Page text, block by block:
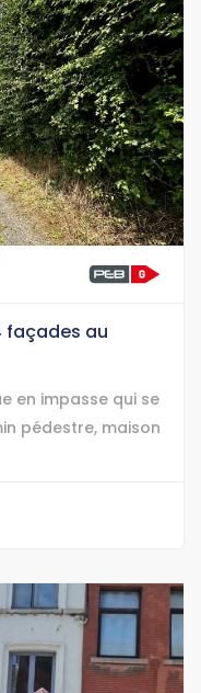
façades au
en impasse qui se
pédestre, maison